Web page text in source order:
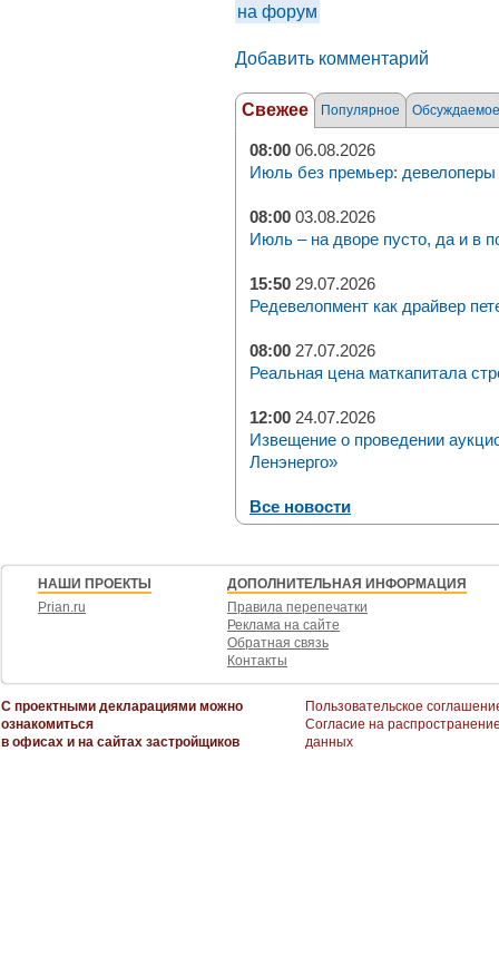
на форум
Добавить комментарий
Свежее Популярное Обсуждаемое
08:00 06.08.2026
Июль без премьер: девелоперы
08:00 03.08.2026
Июль – на дворе пусто, да и в
15:50 29.07.2026
Редевелопмент как драйвер
08:00 27.07.2026
Реальная цена маткапитала
12:00 24.07.2026
Извещение о проведении
Ленэнерго»
Все новости
НАШИ ПРОЕКТЫ
Prian.ru
ДОПОЛНИТЕЛЬНАЯ ИНФОРМАЦИЯ
Правила перепечатки
Реклама на сайте
Обратная связь
Контакты
С проектными декларациями можно
ознакомиться
в офисах и на сайтах застройщиков
Пользовательское
Согласие на
данных